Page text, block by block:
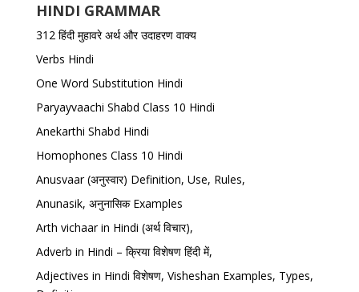
HINDI GRAMMAR
312 हिंदी मुहावरे अर्थ और उदाहरण वाक्य
Verbs Hindi
One Word Substitution Hindi
Paryayvaachi Shabd Class 10 Hindi
Anekarthi Shabd Hindi
Homophones Class 10 Hindi
Anusvaar (अनुस्वार) Definition, Use, Rules,
Anunasik, अनुनासिक Examples
Arth vichaar in Hindi (अर्थ विचार),
Adverb in Hindi – क्रिया विशेषण हिंदी में,
Adjectives in Hindi विशेषण, Visheshan Examples, Types,